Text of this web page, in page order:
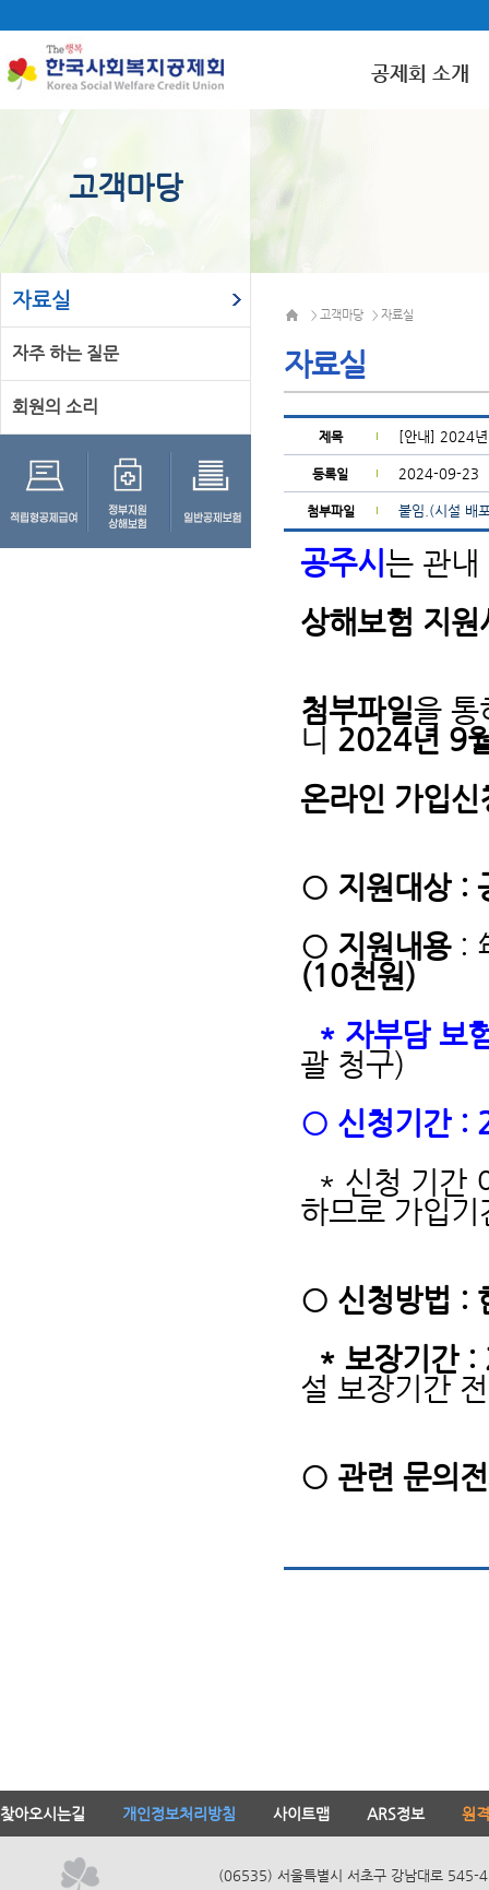
공제회 소개
고객마당
자료실
자주 하는 질문
회원의 소리
> 고객마당 > 자료실
자료실
제목 [안내] 2024년
등록일 2024-09-23
첨부파일 붙임.(시설 배
공주시 는 관내
상해보험 지
첨부파일을 통
니 2024년 9
온라인 가입신
○ 지원대상 :
○ 지원내용:
(10천원)
* 자부담 보
괄 청구)
○ 신청기간 :
* 신청 기간
하므로 가입기
○ 신청방법 :
* 보장기간
설 보장기간
○ 관련 문의
찾아오시는길 개인정보처리방침 사이트맵 ARS정보 원
(06535) 서울특별시 서초구 강남대로 545-